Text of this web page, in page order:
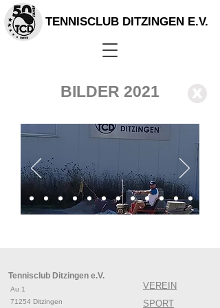
TENNISCLUB DITZINGEN E.V.
BILDER 2021 X
Tennisclub Ditzingen e.V.
Au 1
71254 Ditzingen
VEREIN
SPORT